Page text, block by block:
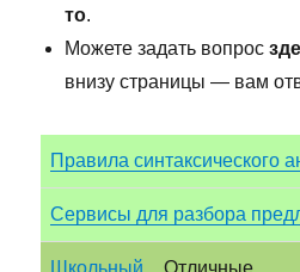
то.
Можете задать вопрос
внизу страницы — вам
Правила синтаксического
Сервисы для разбора
Школьный
Отличные